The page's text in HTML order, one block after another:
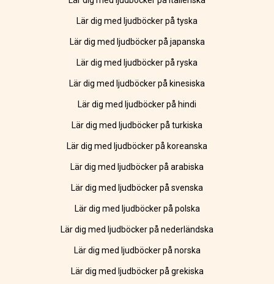
Lär dig med ljudböcker på tyska
Lär dig med ljudböcker på japanska
Lär dig med ljudböcker på ryska
Lär dig med ljudböcker på kinesiska
Lär dig med ljudböcker på hindi
Lär dig med ljudböcker på turkiska
Lär dig med ljudböcker på koreanska
Lär dig med ljudböcker på arabiska
Lär dig med ljudböcker på svenska
Lär dig med ljudböcker på polska
Lär dig med ljudböcker på nederländska
Lär dig med ljudböcker på norska
Lär dig med ljudböcker på grekiska